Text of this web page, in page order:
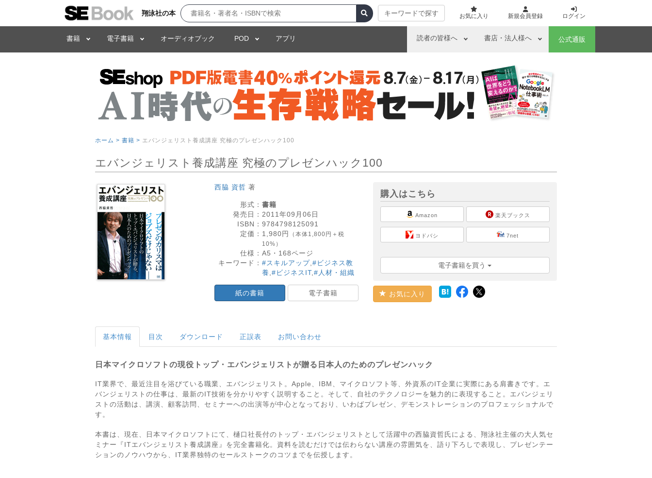
翔泳社の本 キーワードで探す お気に入り 新規会員登録 ログイン
書籍 電子書籍 オーディオブック POD アプリ 読者の皆様へ 書店・法人様へ 公式通販
ホーム > 書籍 > エバンジェリスト養成講座 究極のプレゼンハック100
エバンジェリスト養成講座 究極のプレゼンハック100
西脇 資哲 著
形式： 書籍
発売日： 2011年09月06日
ISBN： 9784798125091
定価： 1,980円
（本体1,800円＋税
10%）
仕様： A5・ 168ページ
キーワード： #スキルアップ, #ビジネス教
養 #ビジネスIT, #人材・組織
紙の書籍 電子書籍
購入はこちら
Amazon
ヨドバシ
楽天ブックス
7net
電子書籍を買う
お気に入り
基本情報 目次 ダウンロード 正誤表 お問い合わせ
日本マイクロソフトの現役トップ・エバンジェリストが贈る日本人のためのプレゼンハック
IT業界で、最近注目を浴びている職業、エバンジェリスト。Apple、IBM、マイクロソフト等、外資系のIT企業に実際にある肩書きです。エ
バンジェリストの仕事は、最新のIT技術を分かりやすく説明すること。そして、自社のテクノロジーを魅力的に表現すること。エバンジェリ
ストの活動は、講演、顧客訪問、セミナーへの出演等が中心となっており、いわばプレゼン、デモンストレーションのプロフェッショナルで
す。
本書は、現在、日本マイクロソフトにて、樋口社長付のトップ・エバンジェリストとして活躍中の西脇資哲氏による、翔泳社主催の大人気セ
ミナー『ITエバンジェリスト養成講座』を完全書籍化。資料を読むだけでは伝わらない講座の雰囲気を、語り下ろしで表現し、プレゼンテー
ションのノウハウから、IT業界独特のセールストークのコツまでを伝授します。